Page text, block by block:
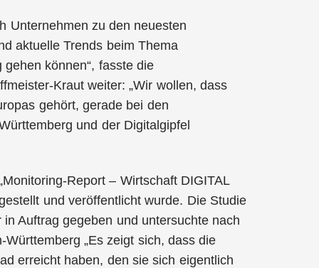
Unternehmen zu den neuesten
aktuelle Trends beim Thema
können“, fasste die
Kraut weiter: „Wir wollen, dass
gehört, gerade bei den
und der Digitalgipfel
Report – Wirtschaft DIGITAL
und veröffentlicht wurde. Die Studie
Auftrag gegeben und untersuchte nach
„Es zeigt sich, dass die
erreicht haben, den sie sich eigentlich